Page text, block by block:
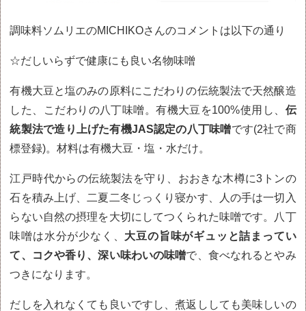
調味料ソムリエのMICHIKOさんのコメントは以下の通り
☆だしいらずで健康にも良い名物味噌
有機大豆と塩のみの原料にこだわりの伝統製法で天然醸造
した、こだわりの八丁味噌。有機大豆を100%使用し、 伝
統製法で造り上げた有機JAS認定の八丁味噌です(2社で商
標登録)。材料は有機大豆・塩・水だけ。
江戸時代からの伝統製法を守り、おおきな木樽に3トンの
石を積み上げ、二夏二冬じっくり寝かす、人の手は一切入
らない自然の摂理を大切にしてつくられた味噌です。 八丁
味噌は水分が少なく、 大豆の旨味がギュッと詰まってい
て、コクや香り、深い味わいの味噌で、食べなれるとやみ
つきになります。
だしを入れなくても良いですし、煮返ししても美味しいの